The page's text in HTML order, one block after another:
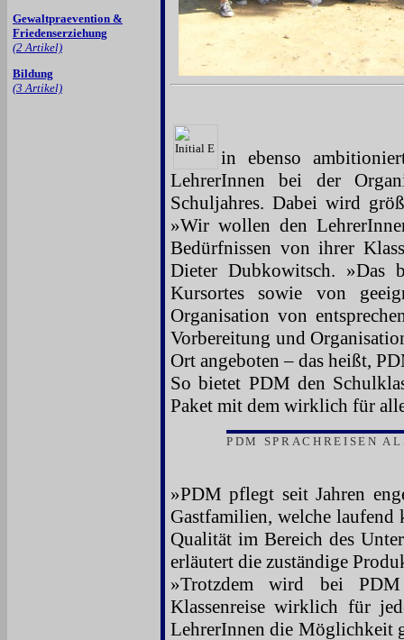
Gewaltpraevention &
Friedenserziehung
(2 Artikel)
Bildung
(3 Artikel)
in ebenso
LehrerInnen bei der
Schuljahres. Dabei wird
»Wir wollen den
Bedürfnissen von ihrer
Dieter Dubkowitsch. »Das
Kursortes sowie von
Organisation von
Vorbereitung und
Ort angeboten – das heißt,
So bietet PDM den
Paket mit dem wirklich für
PDM SPRACHREISEN
»PDM pflegt seit Jahren
Gastfamilien, welche
Qualität im Bereich des
erläutert die zuständige
»Trotzdem wird bei PDM
Klassenreise wirklich für
LehrerInnen die Möglichkeit